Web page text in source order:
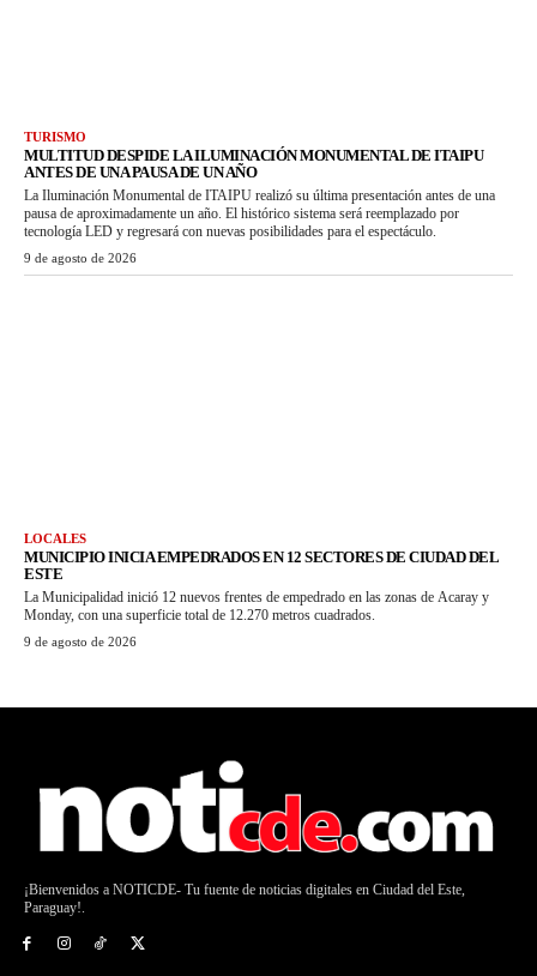
TURISMO
MULTITUD DESPIDE LA ILUMINACIÓN MONUMENTAL DE ITAIPU
ANTES DE UNA PAUSA DE UN AÑO
La Iluminación Monumental de ITAIPU realizó su última presentación antes de una
pausa de aproximadamente un año. El histórico sistema será reemplazado por
tecnología LED y regresará con nuevas posibilidades para el espectáculo.
9 de agosto de 2026
LOCALES
MUNICIPIO INICIA EMPEDRADOS EN 12 SECTORES DE CIUDAD DEL
ESTE
La Municipalidad inició 12 nuevos frentes de empedrado en las zonas de Acaray y
Monday, con una superficie total de 12.270 metros cuadrados.
9 de agosto de 2026
¡Bienvenidos a NOTICDE- Tu fuente de noticias digitales en Ciudad del Este,
Paraguay!.